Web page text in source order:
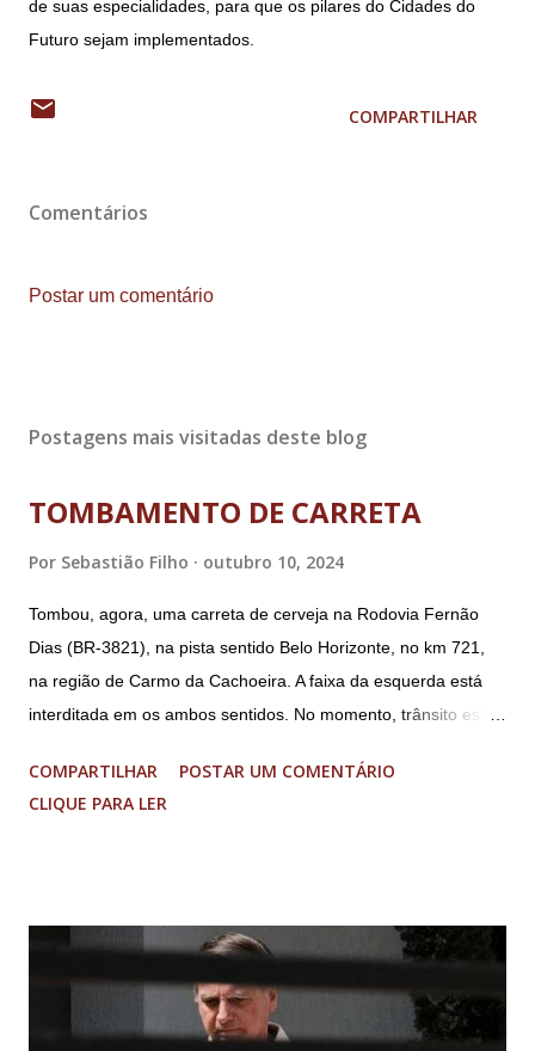
de suas especialidades, para que os pilares do Cidades do
Futuro sejam implementados.
COMPARTILHAR
Comentários
Postar um comentário
Postagens mais visitadas deste blog
TOMBAMENTO DE CARRETA
Por Sebastião Filho outubro 10, 2024
Tombou, agora, uma carreta de cerveja na Rodovia Fernão
Dias (BR-3821), na pista sentido Belo Horizonte, no km 721,
na região de Carmo da Cachoeira. A faixa da esquerda está
interditada em os ambos sentidos. No momento, trânsito está
Imagens @transitofernaodias *Por Sebastião Filho
COMPARTILHAR
POSTAR UM COMENTÁRIO
CLIQUE PARA LER